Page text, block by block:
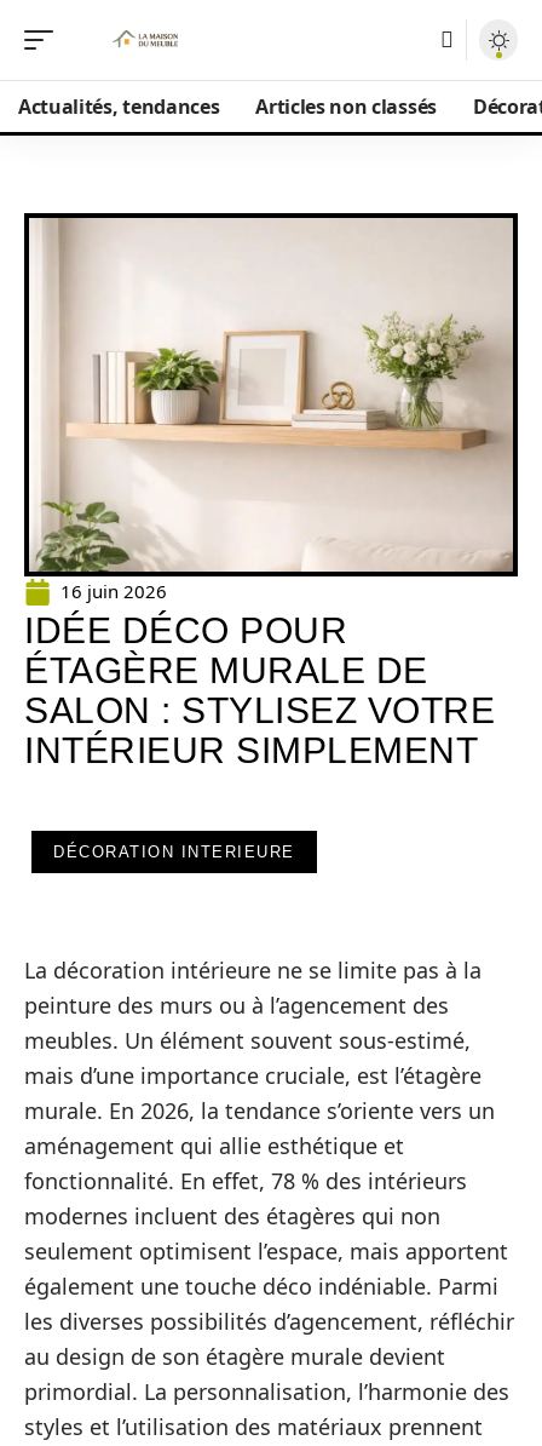
Actualités, tendances Articles non classés
16 juin 2026
IDÉE DÉCO POUR
ÉTAGÈRE MURALE DE
SALON : STYLISEZ VOTRE
INTÉRIEUR SIMPLEMENT
DÉCORATION INTERIEURE
La décoration intérieure ne se limite pas à la
peinture des murs ou à l’agencement des
meubles. Un élément souvent sous-estimé,
mais d’une importance cruciale, est l’étagère
murale. En 2026, la tendance s’oriente vers un
aménagement qui allie esthétique et
fonctionnalité. En effet, 78 % des intérieurs
modernes incluent des étagères qui non
seulement optimisent l’espace, mais apportent
également une touche déco indéniable. Parmi
les diverses possibilités d’agencement, réfléchir
au design de son étagère murale devient
primordial. La personnalisation, l’harmonie des
styles et l’utilisation des matériaux prennent